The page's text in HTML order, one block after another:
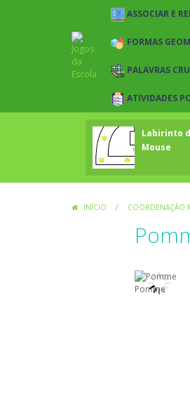
ASSOCIAR E
FORMAS
PALAVRAS
ATIVIDADES
Labirinto
Mouse
INÍCIO / COORDENAÇÃO